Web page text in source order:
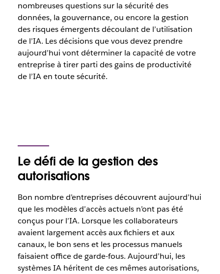
nombreuses questions sur la sécurité des
données, la gouvernance, ou encore la gestion
des risques émergents découlant de l’utilisation
de l’IA. Les décisions que vous devez prendre
aujourd’hui vont déterminer la capacité de votre
entreprise à tirer parti des gains de productivité
de l’IA en toute sécurité.
Le défi de la gestion des
autorisations
Bon nombre d’entreprises découvrent aujourd’hui
que les modèles d’accès actuels n’ont pas été
conçus pour l’IA. Lorsque les collaborateurs
avaient largement accès aux fichiers et aux
canaux, le bon sens et les processus manuels
faisaient office de garde-fous. Aujourd’hui, les
systèmes IA héritent de ces mêmes autorisations,